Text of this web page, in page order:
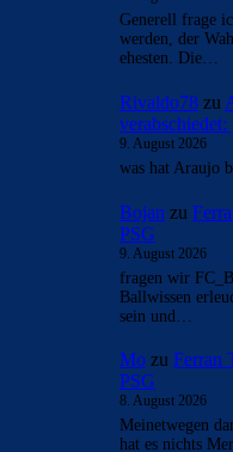
AKTUELLE USER-
CulersTonyzu
ihnen diesen
9. August 2026
einzuschenken
CulersTony
9. August 2026